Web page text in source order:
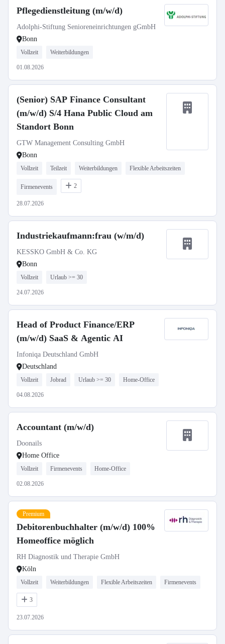
Pflegedienstleitung (m/w/d)
Adolphi-Stiftung Senioreneinrichtungen gGmbH
Bonn
Vollzeit Weiterbildungen
01.08.2026
(Senior) SAP Finance Consultant
(m/w/d) S/4 Hana Public Cloud am
Standort Bonn
GTW Management Consulting GmbH
Bonn
Vollzeit Teilzeit Weiterbildungen Flexible Arbeitszeiten
Firmenevents 2
28.07.2026
Industriekaufmann:frau (w/m/d)
KESSKO GmbH & Co. KG
Bonn
Vollzeit Urlaub >= 30
24.07.2026
Head of Product Finance/ERP
(m/w/d) SaaS & Agentic AI
Infoniqa Deutschland GmbH
Deutschland
Vollzeit Jobrad Urlaub >= 30 Home-Office
04.08.2026
Accountant (m/w/d)
Doonails
Home Office
Vollzeit Firmenevents Home-Office
02.08.2026
Premium
Debitorenbuchhalter (m/w/d) 100%
Homeoffice möglich
RH Diagnostik und Therapie GmbH
Köln
Vollzeit Weiterbildungen Flexible Arbeitszeiten Firmenevents
3
23.07.2026